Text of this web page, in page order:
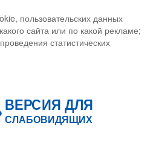
пользовательских данных
сайта или по какой рекламе;
статистических